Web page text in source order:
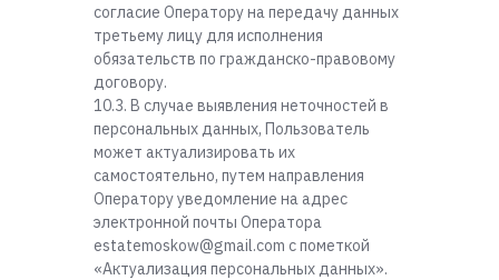
согласие Оператору на передачу данных
третьему лицу для исполнения
обязательств по гражданско-правовому
договору.
10.3. В случае выявления неточностей в
персональных данных, Пользователь
может актуализировать их
самостоятельно, путем направления
Оператору уведомление на адрес
электронной почты Оператора
estatemoskow@gmail.com с пометкой
«Актуализация персональных данных».